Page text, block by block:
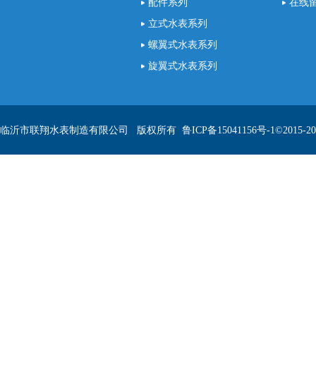
配件系列
立式水表系列
螺翼式水表系列
旋翼式水表系列
在线
临沂市联翔水表制造有限公司 版权所有 鲁ICP备15041156号-1©2015-